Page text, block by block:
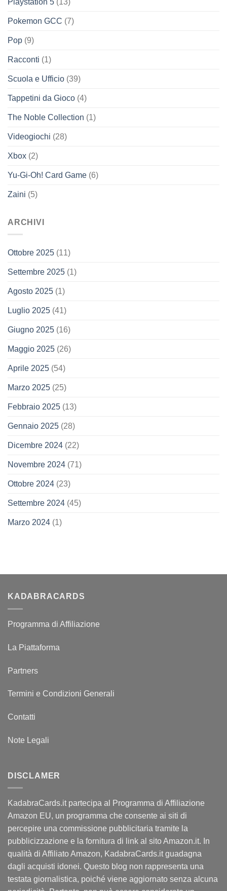
Pokemon GCC (7)
Pop (9)
Racconti (1)
Scuola e Ufficio (39)
Tappetini da Gioco (4)
The Noble Collection (1)
Videogiochi (28)
Xbox (2)
Yu-Gi-Oh! Card Game (6)
Zaini (5)
ARCHIVI
Ottobre 2025 (11)
Settembre 2025 (1)
Agosto 2025 (1)
Luglio 2025 (41)
Giugno 2025 (16)
Maggio 2025 (26)
Aprile 2025 (54)
Marzo 2025 (25)
Febbraio 2025 (13)
Gennaio 2025 (28)
Dicembre 2024 (22)
Novembre 2024 (71)
Ottobre 2024 (23)
Settembre 2024 (45)
Marzo 2024 (1)
KADABRACARDS
Programma di Affiliazione
La Piattaforma
Partners
Termini e Condizioni Generali
Contatti
Note Legali
DISCLAMER
KadabraCards.it partecipa al Programma di Affiliazione
Amazon EU, un programma che consente ai siti di
percepire una commissione pubblicitaria tramite la
pubblicizzazione e la fornitura di link al sito Amazon.it. In
qualità di Affiliato Amazon, KadabraCards.it guadagna
dagli acquisti idonei. Questo blog non rappresenta una
testata giornalistica, poiché viene aggiornato senza alcuna